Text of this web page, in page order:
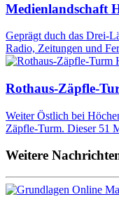
Medienlandschaft
Geprägt duch das Drei-
Radio, Zeitungen und
Rothaus-Zäpfle-
Weiter Östlich bei
Zäpfle-Turm. Dieser 51
Weitere